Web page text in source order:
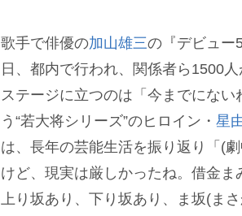
歌手で俳優の加山雄三の『デビュー
日、都内で行われ、関係者ら1500
ステージに立つのは「今までにない
う“若大将シリーズ”のヒロイン・ 星
は、長年の芸能生活を振り返り「(
けど、現実は厳しかったね。借金ま
上り坂あり、下り坂あり、ま坂(ま